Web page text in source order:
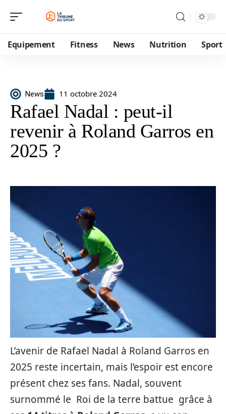
Equipement Fitness News Nutrition Sport
News 11 octobre 2024
Rafael Nadal : peut-il
revenir à Roland Garros en
2025 ?
L’avenir de Rafael Nadal à Roland Garros en
2025 reste incertain, mais l’espoir est encore
présent chez ses fans. Nadal, souvent
surnommé le Roi de la terre battue grâce à